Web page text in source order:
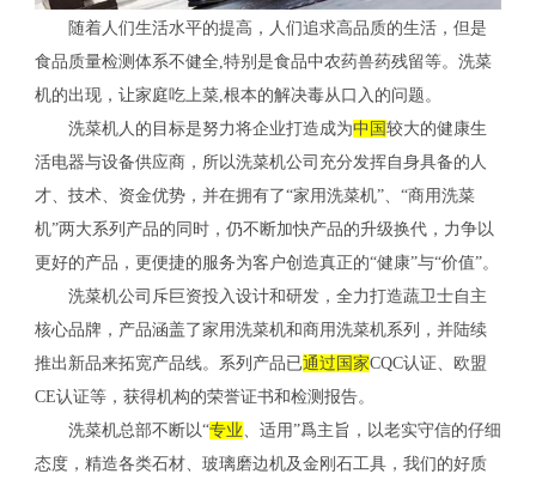
随着人们生活水平的提高，人们追求高品质的生活，但是
食品质量检测体系不健全,特别是食品中农药兽药残留等。洗菜
机的出现，让家庭吃上菜,根本的解决毒从口入的问题。
洗菜机人的目标是努力将企业打造成为中国较大的健康生
活电器与设备供应商，所以洗菜机公司充分发挥自身具备的人
才、技术、资金优势，并在拥有了“家用洗菜机”、“商用洗菜
机”两大系列产品的同时，仍不断加快产品的升级换代，力争以
更好的产品，更便捷的服务为客户创造真正的“健康”与“价值”。
洗菜机公司斥巨资投入设计和研发，全力打造蔬卫士自主
核心品牌，产品涵盖了家用洗菜机和商用洗菜机系列，并陆续
推出新品来拓宽产品线。系列产品已通过 国家CQC认证、欧盟
CE认证等，获得机构的荣誉证书和检测报告。
洗菜机总部不断以“专业 、适用”爲主旨，以老实守信的仔细
态度，精造各类石材、玻璃磨边机及金刚石工具，我们的好质